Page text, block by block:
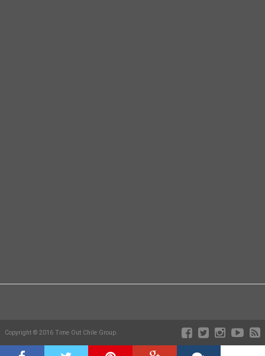
Copyright © 2016 Time Out Chile Group.